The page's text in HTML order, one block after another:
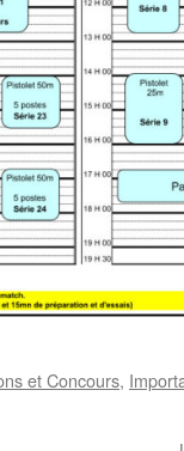
et Concours,